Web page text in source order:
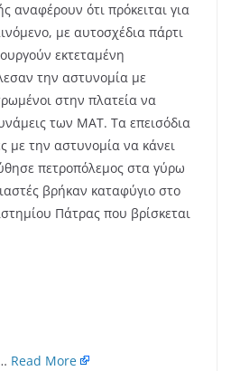
αναφέρουν ότι πρόκειται για
με αυτοσχέδια πάρτι
εκτεταμένη
την αστυνομία με
στην πλατεία να
των ΜΑΤ. Τα επεισόδια
με την αστυνομία να κάνει
πετροπόλεμος στα γύρω
βρήκαν καταφύγιο στο
Πάτρας που βρίσκεται
Read More